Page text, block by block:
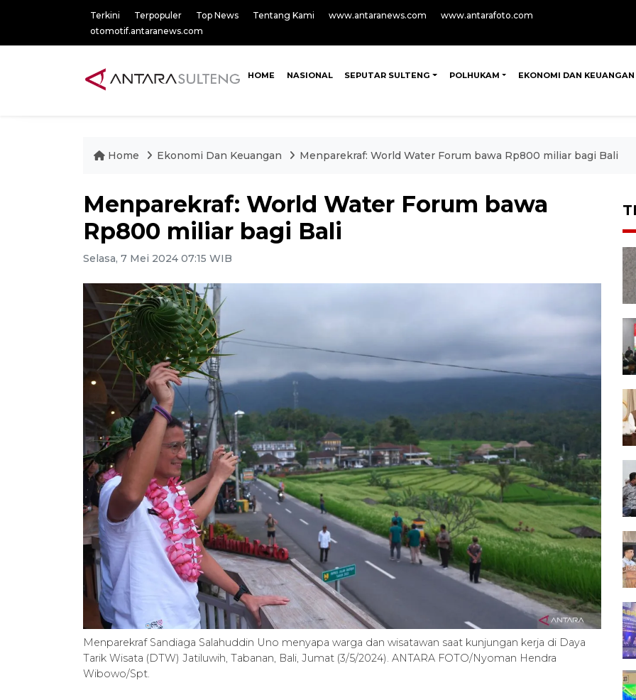
Terkini Terpopuler Top News Tentang Kami www.antaranews.com
www.antarafoto.com
otomotif.antaranews.com
HOME NASIONAL SEPUTAR SULTENG POLHUKAM EKONOMI DAN KEUANGAN
Home Ekonomi Dan Keuangan Menparekraf: World Water Forum bawa Rp800 miliar bagi Bali
Menparekraf: World Water Forum bawa
Rp800 miliar bagi Bali
Selasa, 7 Mei 2024 07:15 WIB
Menparekraf Sandiaga Salahuddin Uno menyapa warga dan wisatawan saat kunjungan kerja di Daya
Tarik Wisata (DTW) Jatiluwih, Tabanan, Bali, Jumat (3/5/2024). ANTARA FOTO/Nyoman Hendra
Wibowo/Spt.